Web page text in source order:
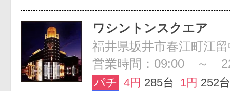
ワシントンスクエア
営業時間：09:00 ～
パチ 4円 285台 1円 252台